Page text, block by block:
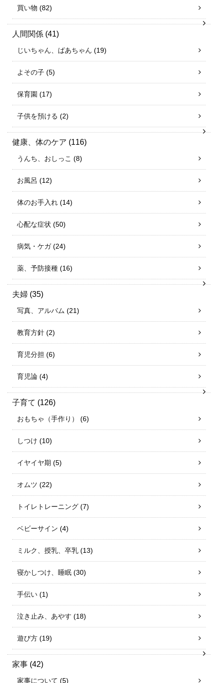
買い物 (82)
人間関係 (41)
じいちゃん、ばあちゃん (19)
よその子 (5)
保育園 (17)
子供を預ける (2)
健康、体のケア (116)
うんち、おしっこ (8)
お風呂 (12)
体のお手入れ (14)
心配な症状 (50)
病気・ケガ(24)
薬、予防接種 (16)
夫婦 (35)
写真、アルバム (21)
教育方針 (2)
育児分担 (6)
育児論 (4)
子育て (126)
おもちゃ（手作り） (6)
しつけ (10)
イヤイヤ期 (5)
オムツ (22)
トイレトレーニング (7)
ベビーサイン (4)
ミルク、授乳、卒乳 (13)
寝かしつけ、睡眠 (30)
手伝い (1)
泣き止み、あやす (18)
遊び方 (19)
家事 (42)
家事について (5)